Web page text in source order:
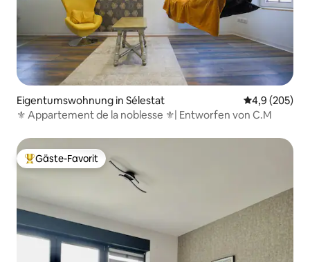
Eigentumswohnung in Sélestat
4,9 (205)
⚜ Appartement de la noblesse ⚜| Entworfen von C.M
Beliebter Gäste-Favorit.
Gäste-Favorit